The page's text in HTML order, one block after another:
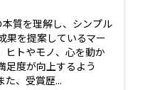
質を理解し、シンプル
果を提案しているマー
ヒトやモノ、心を動か
足度が向上するよう
た、受賞歴...